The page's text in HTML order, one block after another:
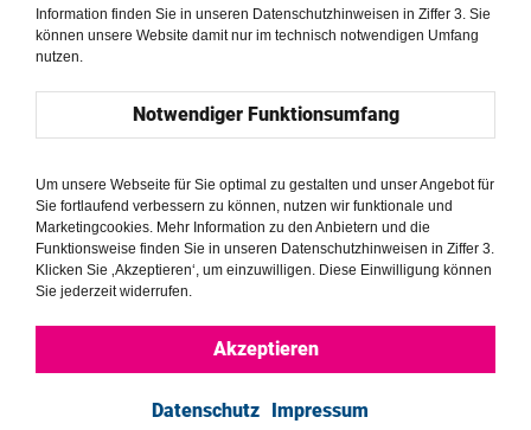
Interview
Перу //
Есения Альварес
Information finden Sie in unseren Datenschutzhinweisen in Ziffer 3. Sie
können unsere Website damit nur im technisch notwendigen Umfang
nutzen.
Notwendiger Funktionsumfang
Um unsere Webseite für Sie optimal zu gestalten und unser Angebot für
Sie fortlaufend verbessern zu können, nutzen wir funktionale und
Marketingcookies. Mehr Information zu den Anbietern und die
Funktionsweise finden Sie in unseren Datenschutzhinweisen in Ziffer 3.
Klicken Sie ‚Akzeptieren‘, um einzuwilligen. Diese Einwilligung können
Sie jederzeit widerrufen.
Akzeptieren
Datenschutz Impressum